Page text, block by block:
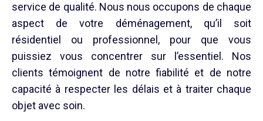
service de qualité. Nous nous occupons de chaque
aspect de votre déménagement, qu’il soit
résidentiel ou professionnel, pour que vous
puissiez vous concentrer sur l’essentiel. Nos
clients témoignent de notre fiabilité et de notre
capacité à respecter les délais et à traiter chaque
objet avec soin.